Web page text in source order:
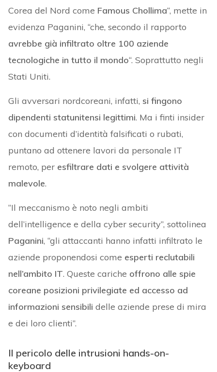
Corea del Nord come Famous Chollima“, mette in
evidenza Paganini, “che, secondo il rapporto
avrebbe già infiltrato oltre 100 aziende
tecnologiche in tutto il mondo“. Soprattutto negli
Stati Uniti.
Gli avversari nordcoreani, infatti, si fingono
dipendenti statunitensi legittimi. Ma i finti insider
con documenti d’identità falsificati o rubati,
puntano ad ottenere lavori da personale IT
remoto, per esfiltrare dati e svolgere attività
malevole.
“Il meccanismo è noto negli ambiti
dell’intelligence e della cyber security”, sottolinea
Paganini, “gli attaccanti hanno infatti infiltrato le
aziende proponendosi come esperti reclutabili
nell’ambito IT. Queste cariche offrono alle spie
coreane posizioni privilegiate ed accesso ad
informazioni sensibili delle aziende prese di mira
e dei loro clienti”.
Il pericolo delle intrusioni hands-on-
keyboard